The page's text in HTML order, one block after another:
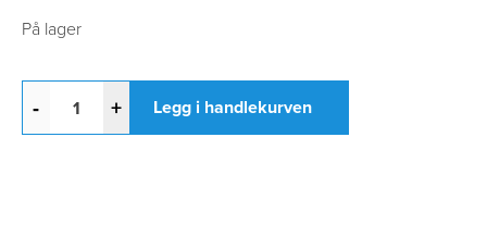
På lager
- + Legg i handlekurven